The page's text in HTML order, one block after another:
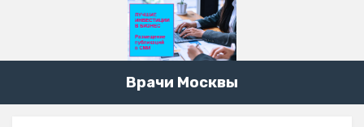
Врачи Москвы